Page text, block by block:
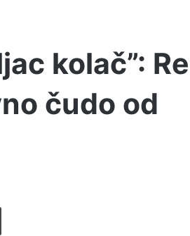
kolač”:
čudo od
Printaj